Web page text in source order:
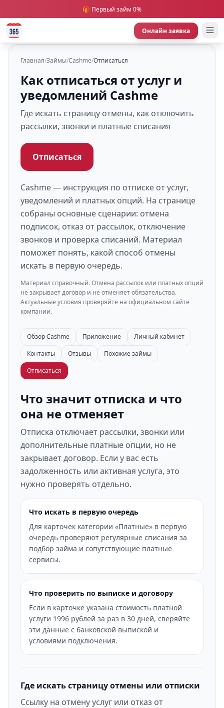
🎁 Первый займ 0%
Онлайн заявка
Главная/Займы/Cashme/Отписаться
Как отписаться от услуг и
уведомлений Cashme
Где искать страницу отмены, как отключить
рассылки, звонки и платные списания
Отписаться
Cashme — инструкция по отписке от услуг,
уведомлений и платных опций. На странице
собраны основные сценарии: отмена
подписок, отказ от рассылок, отключение
звонков и проверка списаний. Материал
поможет понять, какой способ отмены
искать в первую очередь.
Материал справочный. Отмена рассылок или платных опций
не закрывает договор и не отменяет обязательства.
Актуальные условия проверяйте на официальном сайте
компании.
Обзор Cashme Приложение
Личный кабинет
Контакты
Отзывы
Похожие займы
Отписаться
Что значит отписка и что
она не отменяет
Отписка отключает рассылки, звонки или
дополнительные платные опции, но не
закрывает договор. Если у вас есть
задолженность или активная услуга, это
нужно проверять отдельно.
Что искать в первую очередь
Для карточек категории «Платные» в первую
очередь проверяют регулярные списания за
подбор займа и сопутствующие платные
сервисы.
Что проверить по выписке и договору
Если в карточке указана стоимость платной
услуги 1996 рублей за раз в 30 дней, сверяйте
эти данные с банковской выпиской и
условиями подключения.
Где искать страницу отмены или отписки
Ссылку на отмену услуг или отказ от